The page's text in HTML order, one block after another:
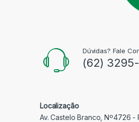
Dúvidas? Fale
(62)
Localização
Av. Castelo Branco, Nº4726 -